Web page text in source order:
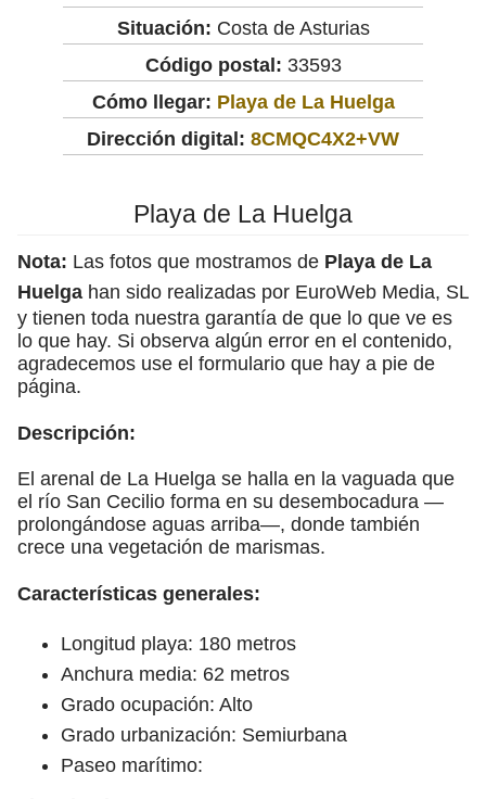
Situación: Costa de Asturias
Código postal: 33593
Cómo llegar: Playa de La Huelga
Dirección digital: 8CMQC4X2+VW
Playa de La Huelga
Nota: Las fotos que mostramos de Playa de La
Huelga han sido realizadas por EuroWeb Media, SL
y tienen toda nuestra garantía de que lo que ve es
lo que hay. Si observa algún error en el contenido,
agradecemos use el formulario que hay a pie de
página.
Descripción:
El arenal de La Huelga se halla en la vaguada que
el río San Cecilio forma en su desembocadura —
prolongándose aguas arriba—, donde también
crece una vegetación de marismas.
Características generales:
Longitud playa: 180 metros
Anchura media: 62 metros
Grado ocupación: Alto
Grado urbanización: Semiurbana
Paseo marítimo: